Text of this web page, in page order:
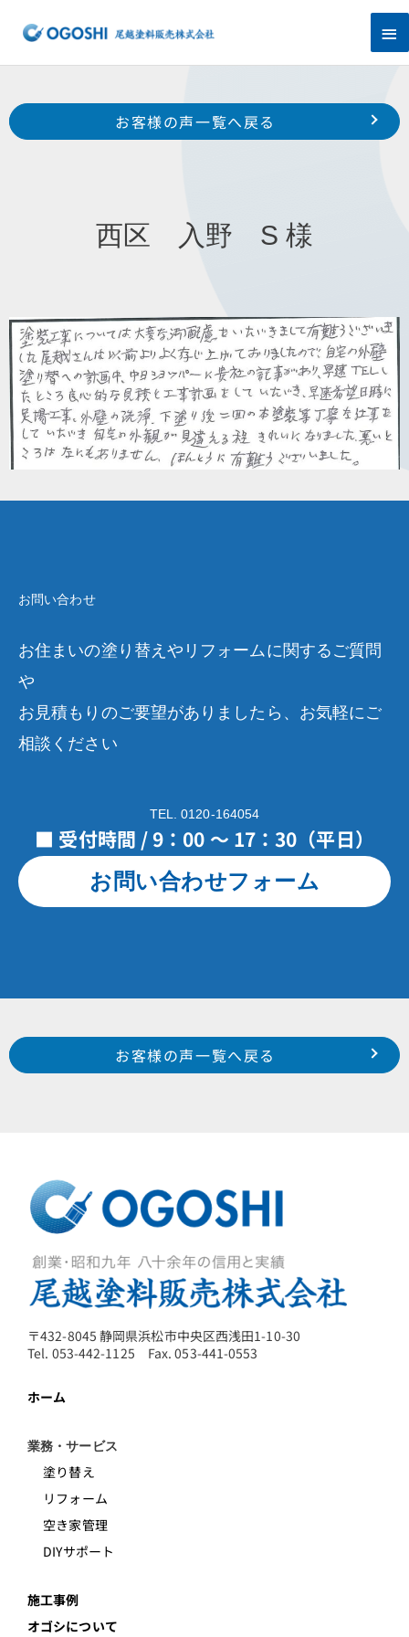
ス
プ
メ
イ
ン
メ
Prev
西区 湖東 N 様
南区 下江町 M 様
お客様の声一覧へ戻る
西区 入野 S 様
お問い合わせ
お住まいの塗り替えやリフォームに関するご質問
や
お見積もりのご要望がありましたら、お気軽にご
相談ください
TEL. 0120-164054
■ 受付時間 / 9：00 ～ 17：30（平日）
お問い合わせフォーム
Prev
西区 湖東 N 様
南区 下江町 M 様
お客様の声一覧へ戻る
〒432-8045 静岡県浜松市中央区西浅田1-10-30
Tel. 053-442-1125 Fax. 053-441-0553
ホーム
業務・サービス
塗り替え
リフォーム
空き家管理
DIYサポート
施工事例
オゴシについて